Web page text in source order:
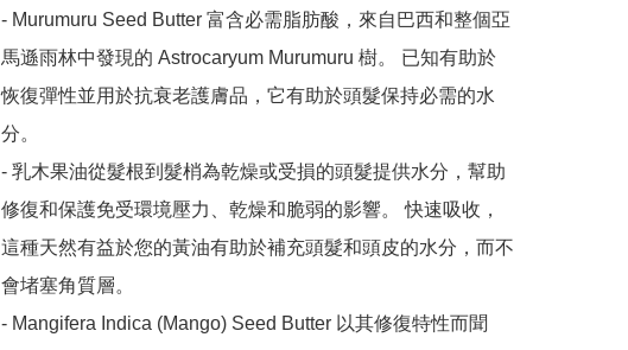
- Murumuru Seed Butter 富含必需脂肪酸，來自巴西和整個亞
馬遜雨林中發現的 Astrocaryum Murumuru 樹。 已知有助於
恢復彈性並用於抗衰老護膚品，它有助於頭髮保持必需的水
分。
- 乳木果油從髮根到髮梢為乾燥或受損的頭髮提供水分，幫助
修復和保護免受環境壓力、乾燥和脆弱的影響。 快速吸收，
這種天然有益於您的黃油有助於補充頭髮和頭皮的水分，而不
會堵塞角質層。
- Mangifera Indica (Mango) Seed Butter 以其修復特性而聞